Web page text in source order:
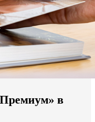
в